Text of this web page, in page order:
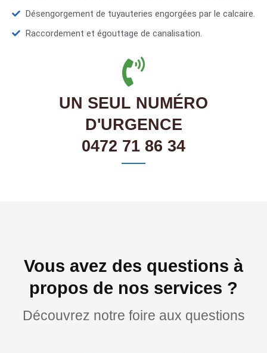
Désengorgement de tuyauteries engorgées par le calcaire.
Raccordement et égouttage de canalisation.
UN SEUL NUMÉRO
D'URGENCE
0472 71 86 34
Vous avez des questions à
propos de nos services ?
Découvrez notre foire aux questions